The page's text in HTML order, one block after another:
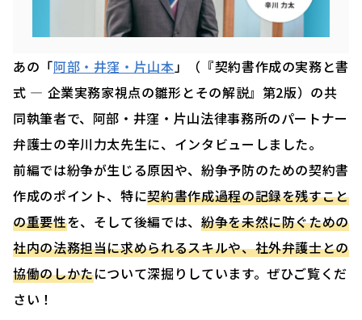
あの「阿部・井窪・片山本」（『契約書作成の実務と書
式 — 企業実務家視点の雛形とその解説』第2版）の共
同執筆者で、阿部・井窪・片山法律事務所のパートナー
弁護士の辛川力太先生に、インタビューしました。
前編では紛争が生じる原因や、紛争予防のための契約書
作成のポイント、特に契約書作成過程の記録を残すこと
の重要性を、そして後編では、 紛争を未然に防ぐための
社内の法務担当に求められるスキルや、社外弁護士との
協働のしかたについて深掘りしています。ぜひご覧くだ
さい！